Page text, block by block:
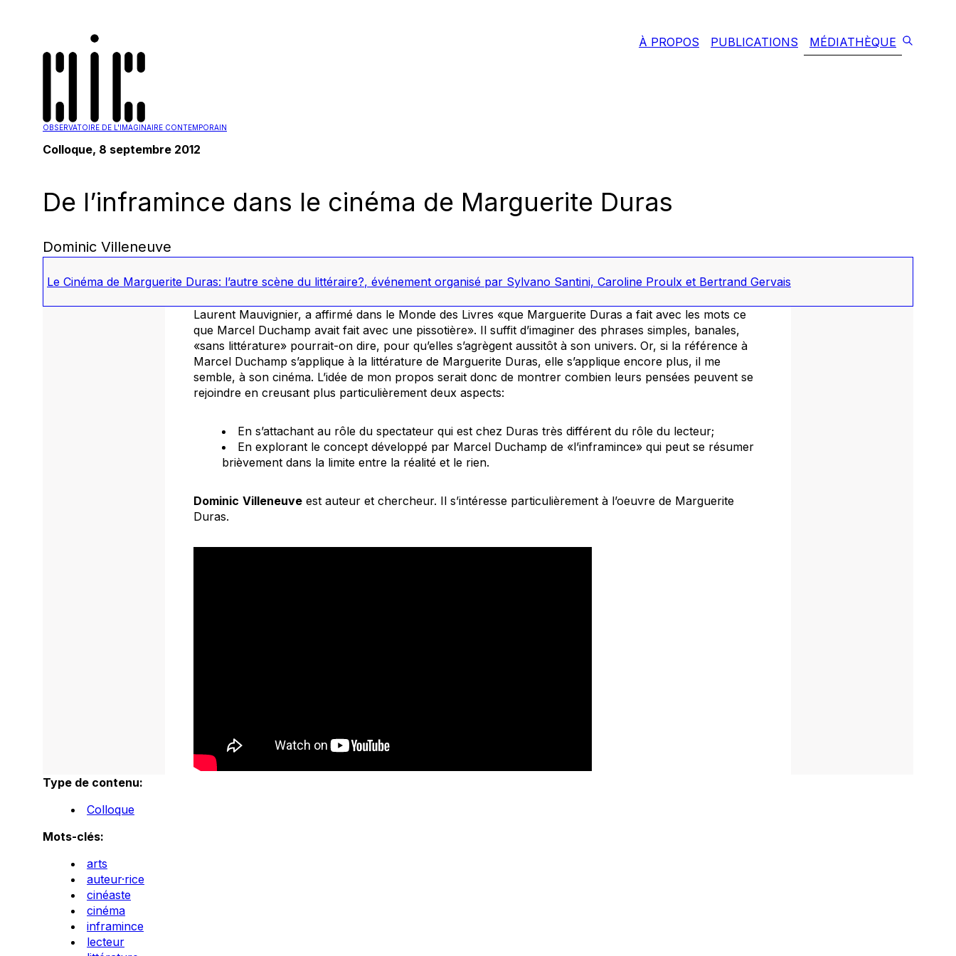
OBSERVATOIRE DE L'IMAGINAIRE CONTEMPORAIN
À PROPOS PUBLICATIONS MÉDIATHÈQUE
Colloque, 8 septembre 2012
De l’inframince dans le cinéma de Marguerite Duras
Dominic Villeneuve
Le Cinéma de Marguerite Duras: l’autre scène du littéraire?, événement organisé par Sylvano Santini, Caroline Proulx et Bertrand Gervais
Laurent Mauvignier, a affirmé dans le Monde des Livres «que Marguerite Duras a fait avec les mots ce
que Marcel Duchamp avait fait avec une pissotière». Il suffit d’imaginer des phrases simples, banales,
«sans littérature» pourrait-on dire, pour qu’elles s’agrègent aussitôt à son univers. Or, si la référence à
Marcel Duchamp s’applique à la littérature de Marguerite Duras, elle s’applique encore plus, il me
semble, à son cinéma. L’idée de mon propos serait donc de montrer combien leurs pensées peuvent se
rejoindre en creusant plus particulièrement deux aspects:
En s’attachant au rôle du spectateur qui est chez Duras très différent du rôle du lecteur;
En explorant le concept développé par Marcel Duchamp de «l’inframince» qui peut se résumer
brièvement dans la limite entre la réalité et le rien.
Dominic Villeneuve est auteur et chercheur. Il s’intéresse particulièrement à l’oeuvre de Marguerite
Duras.
Type de contenu:
Colloque
Mots-clés:
arts
auteur·rice
cinéaste
cinéma
inframince
lecteur